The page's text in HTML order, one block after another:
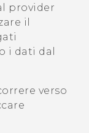
provider
il
i dati dal
verso